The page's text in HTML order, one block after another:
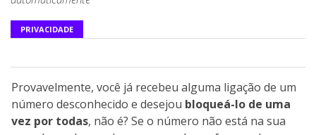
PRIVACIDADE
Provavelmente, você já recebeu alguma ligação de um
número desconhecido e desejou bloqueá-lo de uma
vez por todas, não é? Se o número não está na sua